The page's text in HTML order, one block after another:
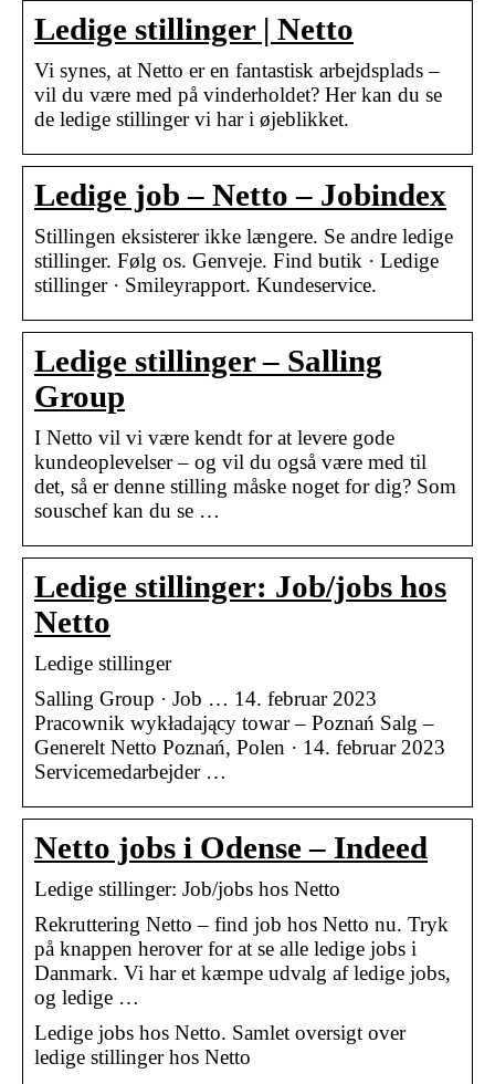
Ledige stillinger | Netto
Vi synes, at Netto er en fantastisk arbejdsplads –
vil du være med på vinderholdet? Her kan du se
de ledige stillinger vi har i øjeblikket.
Ledige job – Netto – Jobindex
Stillingen eksisterer ikke længere. Se andre ledige
stillinger. Følg os. Genveje. Find butik · Ledige
stillinger · Smileyrapport. Kundeservice.
Ledige stillinger – Salling
Group
I Netto vil vi være kendt for at levere gode
kundeoplevelser – og vil du også være med til
det, så er denne stilling måske noget for dig? Som
souschef kan du se …
Ledige stillinger: Job/jobs hos
Netto
Ledige stillinger
Salling Group · Job … 14. februar 2023
Pracownik wykładający towar – Poznań Salg –
Generelt Netto Poznań, Polen · 14. februar 2023
Servicemedarbejder …
Netto jobs i Odense – Indeed
Ledige stillinger: Job/jobs hos Netto
Rekruttering Netto – find job hos Netto nu. Tryk
på knappen herover for at se alle ledige jobs i
Danmark. Vi har et kæmpe udvalg af ledige jobs,
og ledige …
Ledige jobs hos Netto. Samlet oversigt over
ledige stillinger hos Netto